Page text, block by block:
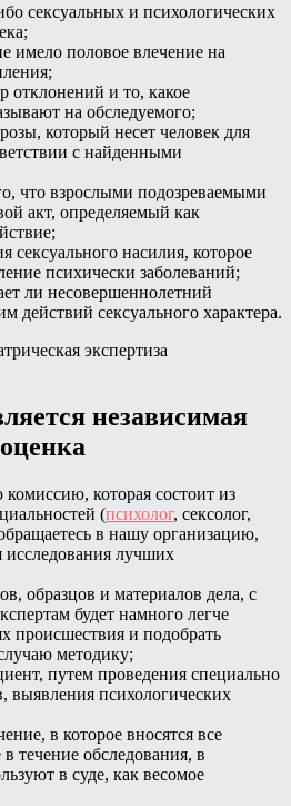
сексуальных и психологических
имело половое влечение на
отклонений и то, какое
на обследуемого;
который несет человек для
с найденными
что взрослыми подозреваемыми
акт, определяемый как
сексуального насилия, которое
психически заболеваний;
ли несовершеннолетний
действий сексуального характера.
независимая
оценка
которая состоит из
(психолог, сексолог,
в нашу организацию,
лучших
образцов и материалов дела, с
будет намного легче
происшествия и подобрать
методику;
путем проведения специально
выявления психологических
в которое вносятся все
течение обследования, в
в суде, как весомое